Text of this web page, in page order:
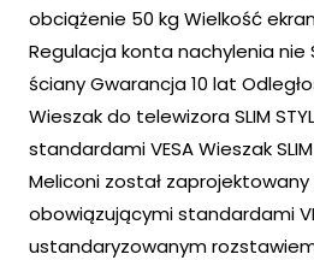
obciążenie 50 kg Wielkość
Regulacja konta nachylenia
ściany Gwarancja 10 lat
Wieszak do telewizora SLIM
standardami VESA Wieszak
Meliconi został
obowiązującymi standardami
ustandaryzowanym